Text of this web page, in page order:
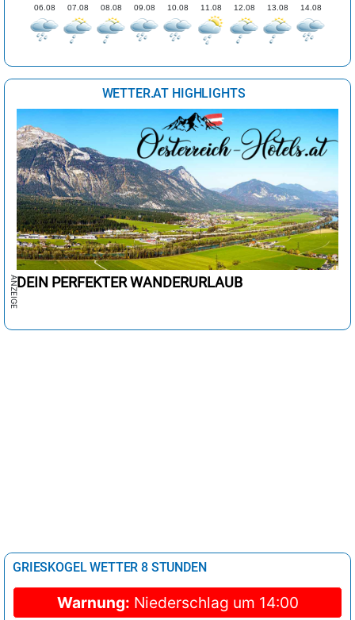
06.08 07.08 08.08 09.08 10.08 11.08 12.08 13.08 14.08
WETTER.AT HIGHLIGHTS
DEIN PERFEKTER WANDERURLAUB
GRIESKOGEL WETTER 8 STUNDEN
Warnung: Niederschlag um 14:00